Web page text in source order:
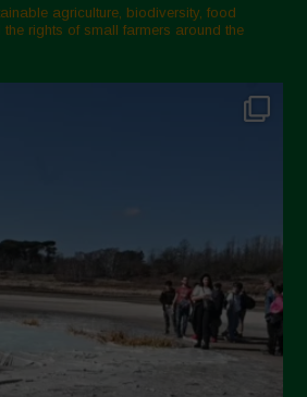
agriculture, biodiversity, food
rights of small farmers around the